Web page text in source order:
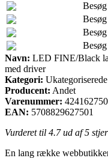
Navn: LED FINE/Black
med driver
Kategori:
Producent: Andet
Varenummer:
EAN: 5708829627501
Vurderet til 4.7ud af 5
En lang række